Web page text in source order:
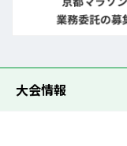
大会情報